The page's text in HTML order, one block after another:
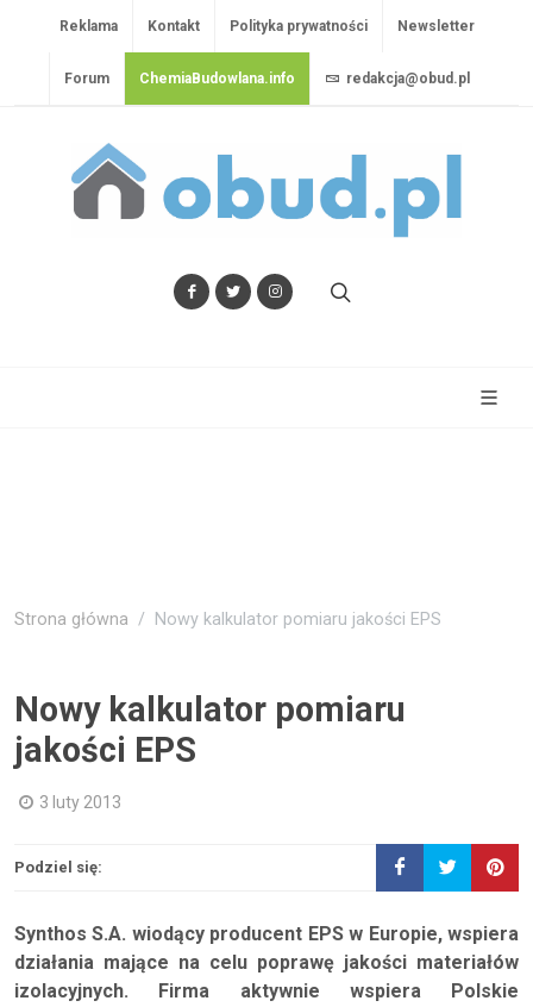
Reklama Kontakt Polityka prywatności Newsletter
Forum ChemiaBudowlana.info redakcja@obud.pl
Strona główna Nowy kalkulator pomiaru jakości EPS
Nowy kalkulator pomiaru
jakości EPS
3 luty 2013
Podziel się:
Synthos S.A. wiodący producent EPS w Europie, wspiera
działania mające na celu poprawę jakości materiałów
izolacyjnych. Firma aktywnie wspiera Polskie